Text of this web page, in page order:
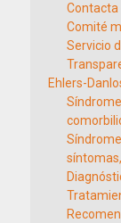
Contacta
Comité
Servicio
Ehlers-